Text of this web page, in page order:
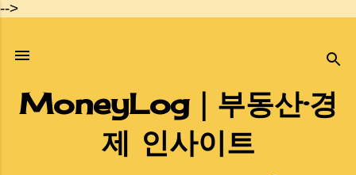
-->
기본 콘텐츠로 건너뛰기
MoneyLog｜부동산·경
제 인사이트